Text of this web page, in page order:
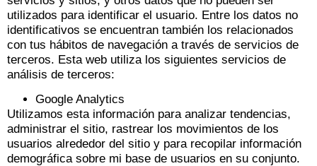
utilizados para identificar el usuario. Entre los datos no
identificativos se encuentran también los relacionados
con tus hábitos de navegación a través de servicios de
terceros. Esta web utiliza los siguientes servicios de
análisis de terceros:
Google Analytics
Utilizamos esta información para analizar tendencias,
administrar el sitio, rastrear los movimientos de los
usuarios alrededor del sitio y para recopilar información
demográfica sobre mi base de usuarios en su conjunto.